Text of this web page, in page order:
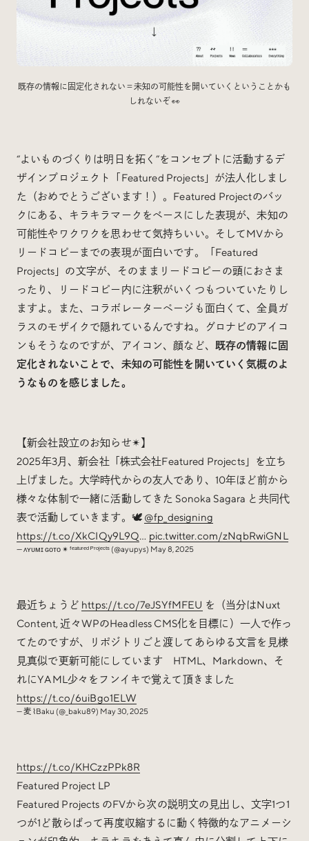
既存の情報に固定化されない＝未知の可能性を開いていくということかも
しれないぞ 👀
“よいものづくりは明日を拓く”をコンセプトに活動するデ
ザインプロジェクト「Featured Projects」が法人化しまし
た（おめでとうございます！）。Featured Projectのバッ
クにある、キラキラマークをベースにした表現が、未知の
可能性やワクワクを思わせて気持ちいい。そしてMVから
リードコピーまでの表現が面白いです。「Featured
Projects」の文字が、そのままリードコピーの頭におさま
ったり、リードコピー内に注釈がいくつもついていたりし
ますよ。また、コラボレーターページも面白くて、全員ガ
ラスのモザイクで隠れているんですね。グロナビのアイコ
ンもそうなのですが、アイコン、顔など、 既存の情報に固
定化されないことで、未知の可能性を開いていく気概のよ
うなものを感じました。
【新会社設立のお知らせ✴︎】
2025年3月、新会社「株式会社Featured Projects」を立ち
上げました。大学時代からの友人であり、10年ほど前から
様々な体制で一緒に活動してきた Sonoka Sagara と共同代
表で活動していきます。🕊 @fp_designing
https://t.co/XkCIQy9L9Q… pic.twitter.com/zNqbRwiGNL
— ᴀʏᴜᴍɪ ɢᴏᴛᴏ ✴︎ ᶠᵉᵃᵗᵘʳᵉᵈ ᴾʳᵒʲᵉᶜᵗˢ (@ayupys) May 8, 2025
最近ちょうど https://t.co/7eJSYfMFEU を（当分はNuxt
Content, 近々WPのHeadless CMS化を目標に）一人で作っ
てたのですが、リポジトリごと渡してあらゆる文言を見様
見真似で更新可能にしています HTML、Markdown、そ
れにYAML少々をフンイキで覚えて頂きました
https://t.co/6uiBgo1ELW
— 麦 ⌇Baku (@_baku89) May 30, 2025
https://t.co/KHCzzPPk8R
Featured Project LP
Featured Projects のFVから次の説明文の見出し、文字1つ1
つが1ど散らばって再度収縮するに動く特徴的なアニメーシ